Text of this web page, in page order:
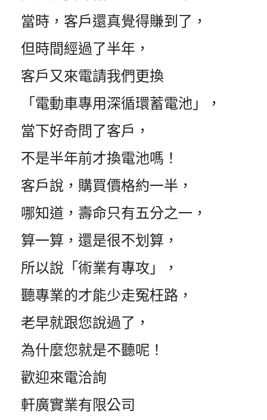
當時，客戶還真覺得賺到了，
但時間經過了半年，
客戶又來電請我們更換
「電動車專用深循環蓄電池」，
當下好奇問了客戶，
不是半年前才換電池嗎！
客戶說，購買價格約一半，
哪知道，壽命只有五分之一，
算一算，還是很不划算，
所以說「術業有專攻」，
聽專業的才能少走冤枉路，
老早就跟您說過了，
為什麼您就是不聽呢！
歡迎來電洽詢
軒廣實業有限公司